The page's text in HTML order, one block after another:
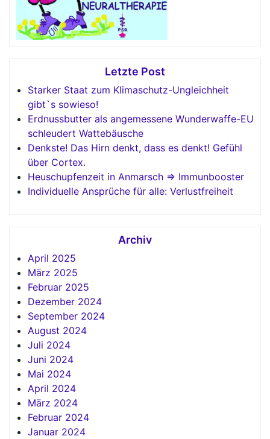
Letzte Post
Starker Staat zum Klimaschutz-Ungleichheit
gibt`s sowieso!
Erdnussbutter als angemessene Wunderwaffe-EU
schleudert Wattebäusche
Denkste! Das Hirn denkt, dass es denkt! Gefühl
über Cortex.
Heuschupfenzeit in Anmarsch => Immunbooster
Individuelle Ansprüche für alle: Verlustfreiheit
Archiv
April 2025
März 2025
Februar 2025
Dezember 2024
September 2024
August 2024
Juli 2024
Juni 2024
Mai 2024
April 2024
März 2024
Februar 2024
Januar 2024